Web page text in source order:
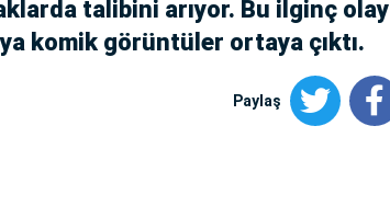
talibini arıyor. Bu ilginç olay
komik görüntüler ortaya çıktı.
Paylaş